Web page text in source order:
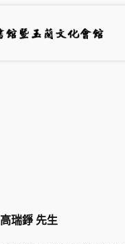
高瑞錚 先生